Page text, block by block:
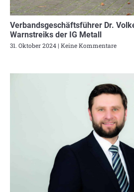
Verbandsgeschäftsführer Dr.
Warnstreiks der IG Metall
31. Oktober 2024 Keine Kommentare